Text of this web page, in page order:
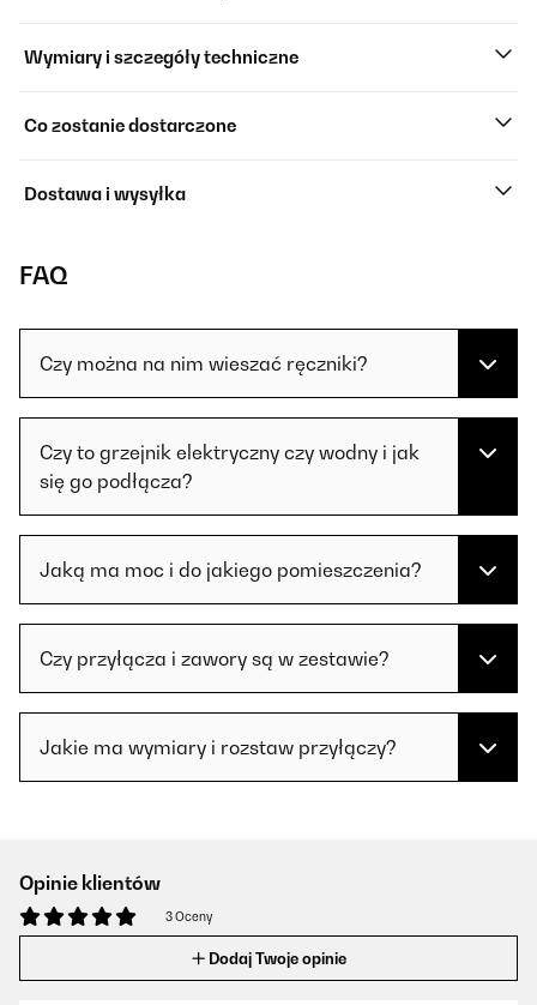
Wymiary i szczegóły techniczne
Co zostanie dostarczone
Dostawa i wysyłka
FAQ
Czy można na nim wieszać ręczniki?
Czy to grzejnik elektryczny czy wodny i jak
się go podłącza?
Jaką ma moc i do jakiego pomieszczenia?
Czy przyłącza i zawory są w zestawie?
Jakie ma wymiary i rozstaw przyłączy?
Opinie klientów
3 Oceny
Dodaj Twoje opinie